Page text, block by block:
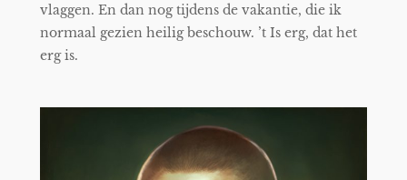
vlaggen. En dan nog tijdens de vakantie, die ik
normaal gezien heilig beschouw. ’t Is erg, dat het
erg is.